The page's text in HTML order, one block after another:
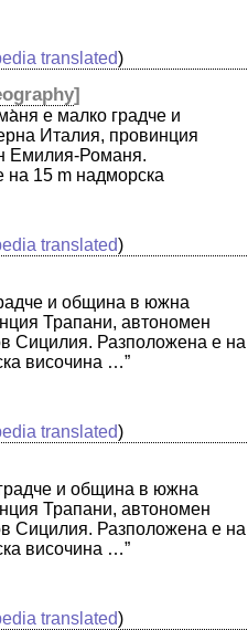
translated)
]
е малко градче и
Италия, провинция
Емилия-Романя.
на 15 m надморска
translated)
и община в южна
Трапани, автономен
Сицилия. Разположена е на
височина …”
translated)
и община в южна
Трапани, автономен
Сицилия. Разположена е на
височина …”
translated)